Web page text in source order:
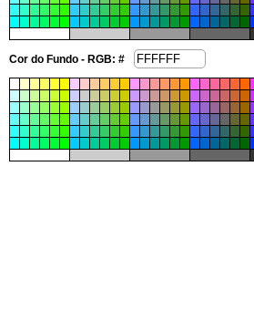
Cor do Fundo - RGB: #